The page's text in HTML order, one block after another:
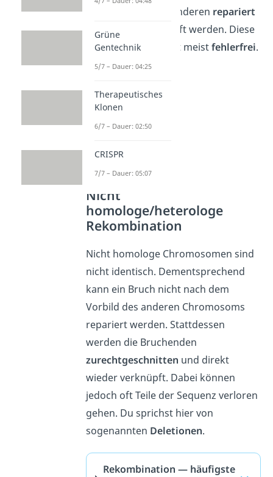
unter Vorlage des anderen repariert
und wieder verknüpft werden. Diese
Art der Reparatur ist meistfehlerfrei.
Nicht
homologe/heterologe
Rekombination
Nicht homologe Chromosomen sind
nicht identisch. Dementsprechend
kann ein Bruch nicht nach dem
Vorbild des anderen Chromosoms
repariert werden. Stattdessen
werden die Bruchenden
zurechtgeschnitten und direkt
wieder verknüpft. Dabei können
jedoch oft Teile der Sequenz verloren
gehen. Du sprichst hier von
sogenannten Deletionen.
Rekombination — häufigste
Grüne
Gentechnik
5/7 – Dauer: 04:25
Therapeutisches
Klonen
6/7 – Dauer: 02:50
CRISPR
7/7 – Dauer: 05:07